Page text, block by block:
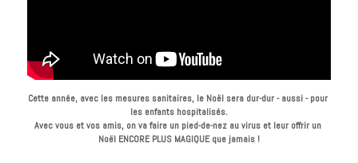
Cette année, avec les mesures sanitaires, le Noël sera dur-dur - aussi - pour
les enfants hospitalisés.
Avec vous et vos amis, on va faire un pied-de-nez au virus et leur offrir un
Noël ENCORE PLUS MAGIQUE que jamais !